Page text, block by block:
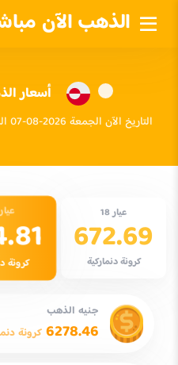
الذهب الآن
أسعار
التاريخ الآن الجمعة 2026-08-07 الساعة 07:42 صباحاً بتوقيت جرينلاند
عيار 18
672.69
كرونة دنماركية
عيار
كرونة
جنيه الذهب
6278.46 كرونة